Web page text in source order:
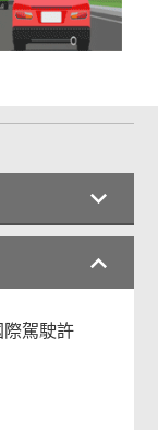
際駕駛許